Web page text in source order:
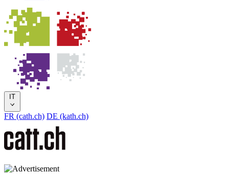
IT
FR (cath.ch) DE (kath.ch)